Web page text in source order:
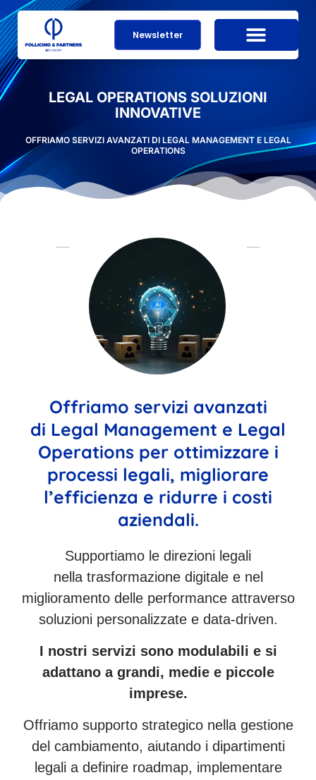
Newsletter
LEGAL OPERATIONS SOLUZIONI
INNOVATIVE
OFFRIAMO SERVIZI AVANZATI DI LEGAL MANAGEMENT E LEGAL
OPERATIONS
Offriamo servizi avanzati
di Legal Management e Legal
Operations per ottimizzare i
processi legali, migliorare
l’efficienza e ridurre i costi
aziendali.
Supportiamo le direzioni legali
nella trasformazione digitale e nel
miglioramento delle performance attraverso
soluzioni personalizzate e data-driven.
I nostri servizi sono modulabili e si
adattano a grandi, medie e piccole
imprese.
Offriamo supporto strategico nella gestione
del cambiamento, aiutando i dipartimenti
legali a definire roadmap, implementare